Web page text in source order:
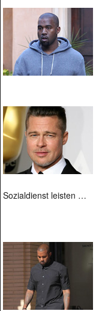
Sozialdienst leisten …